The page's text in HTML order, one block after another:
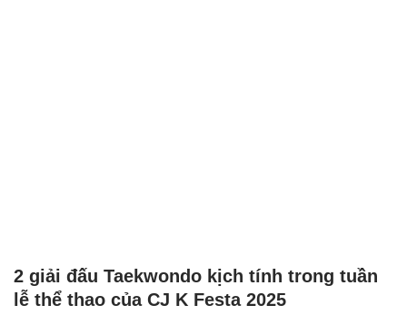
2 giải đấu Taekwondo kịch tính trong tuần
lễ thể thao của CJ K Festa 2025